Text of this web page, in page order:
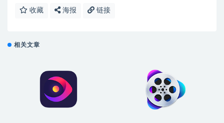
收藏 海报 链接
相关文章